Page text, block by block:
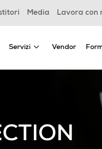
Media Lavora con
Servizi Vendor